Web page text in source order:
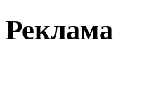
Реклама